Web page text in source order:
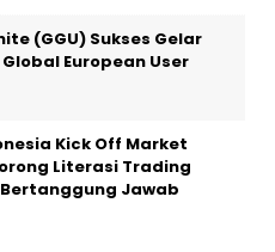
(GGU) Sukses Gelar
European User
Kick Off Market
Literasi Trading
Jawab